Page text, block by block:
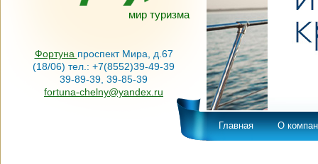
мир туризма
Фортуна проспект Мира, д.67
(18/06) тел.: +7(8552)39-49-39
39-89-39, 39-85-39
fortuna-chelny@yandex.ru
Главная О